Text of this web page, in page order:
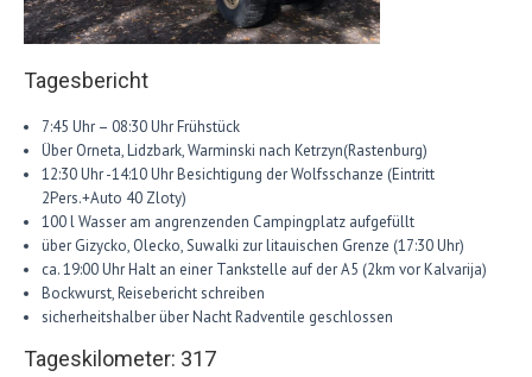
Tagesbericht
7:45 Uhr – 08:30 Uhr Frühstück
Über Orneta, Lidzbark, Warminski nach Ketrzyn(Rastenburg)
12:30 Uhr -14:10 Uhr Besichtigung der Wolfsschanze (Eintritt
2Pers.+Auto 40 Zloty)
100 l Wasser am angrenzenden Campingplatz aufgefüllt
über Gizycko, Olecko, Suwalki zur litauischen Grenze (17:30 Uhr)
ca. 19:00 Uhr Halt an einer Tankstelle auf der A5 (2km vor Kalvarija)
Bockwurst, Reisebericht schreiben
sicherheitshalber über Nacht Radventile geschlossen
Tageskilometer: 317